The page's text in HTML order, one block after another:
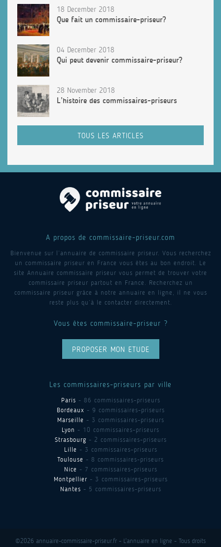
18 December 2018
Que fait un commissaire-priseur?
04 December 2018
Qui peut devenir commissaire-priseur?
28 November 2018
L’histoire des commissaires-priseurs
TOUS LES ARTICLES
A propos de commissaire-priseur.com
Bienvenue sur l’annuaire de commissaire priseur. Vous recherchez
un commissaire priseur en France vous êtes au bon endroit. Le
site Annuaire commissaire priseur vous permet de trouver votre
commissaire priseur partout en France. Recherchez un
commissaire priseur grâce à notre annuaire en ligne, il ne vous
reste plus qu’à le contacter directement.
Vous êtes commissaire-priseur ?
PROPOSER MON ETUDE
Les commissaires-priseurs par ville
Paris - 86 commissaires-priseurs
Bordeaux - 9 commissaires-priseurs
Marseille - 3 commissaires-priseurs
Lyon - 10 commissaires-priseurs
Strasbourg - 2 commissaires-priseurs
Lille - 3 commissaires-priseurs
Toulouse - 8 commissaires-priseurs
Nice - 7 commissaires-priseurs
Montpellier - 3 commissaires-priseurs
Nantes - 5 commissaires-priseurs
©2026 annuaire-commissaire-priseur.fr - L'annuaire en ligne - Tous droits